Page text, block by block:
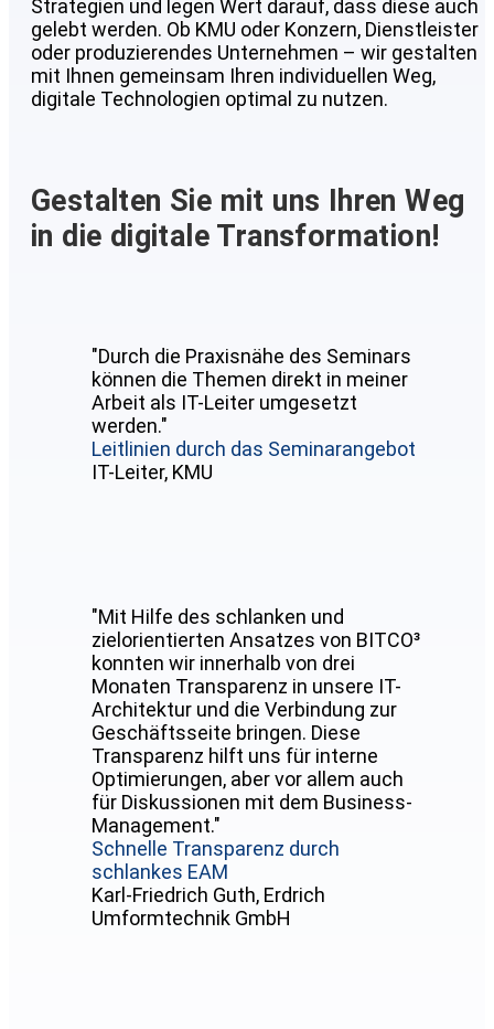
Strategien und legen Wert darauf, dass diese auch
gelebt werden. Ob KMU oder Konzern, Dienstleister
oder produzierendes Unternehmen – wir gestalten
mit Ihnen gemeinsam Ihren individuellen Weg,
digitale Technologien optimal zu nutzen.
Gestalten Sie mit uns Ihren Weg
in die digitale Transformation!
"Durch die Praxisnähe des Seminars
können die Themen direkt in meiner
Arbeit als IT-Leiter umgesetzt
werden."
Leitlinien durch das Seminarangebot
IT-Leiter, KMU
"Mit Hilfe des schlanken und
zielorientierten Ansatzes von BITCO³
konnten wir innerhalb von drei
Monaten Transparenz in unsere IT-
Architektur und die Verbindung zur
Geschäftsseite bringen. Diese
Transparenz hilft uns für interne
Optimierungen, aber vor allem auch
für Diskussionen mit dem Business-
Management."
Schnelle Transparenz durch
schlankes EAM
Karl-Friedrich Guth, Erdrich
Umformtechnik GmbH